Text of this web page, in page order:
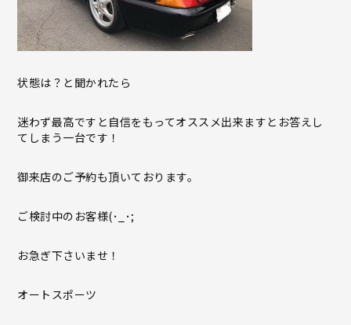
状態は？と聞かれたら
迷わず最高ですと自信をもってオススメ出来ますとお答えし
てしまう一台です！
御来店のご予約も頂いております。
ご検討中のお客様(･_･;
お急ぎ下さいませ！
オートスポーツ